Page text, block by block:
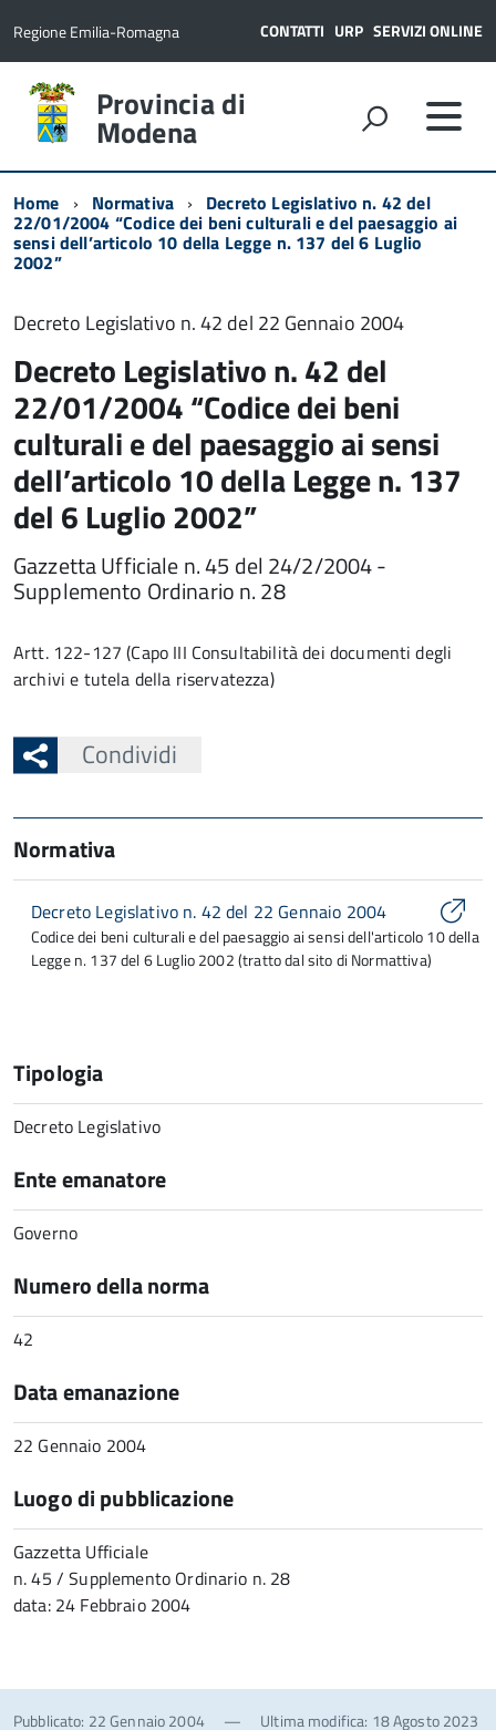
Regione Emilia-Romagna CONTATTI URP SERVIZI ONLINE
Provincia di
Modena
Home Normativa Decreto Legislativo n. 42 del
22/01/2004 “Codice dei beni culturali e del paesaggio ai
sensi dell’articolo 10 della Legge n. 137 del 6 Luglio
2002”
Decreto Legislativo n. 42 del 22 Gennaio 2004
Decreto Legislativo n. 42 del
22/01/2004 “Codice dei beni
culturali e del paesaggio ai sensi
dell’articolo 10 della Legge n. 137
del 6 Luglio 2002”
Gazzetta Ufficiale n. 45 del 24/2/2004 -
Supplemento Ordinario n. 28
Artt. 122-127 (Capo III Consultabilità dei documenti degli
archivi e tutela della riservatezza)
Condividi
Normativa
Decreto Legislativo n. 42 del 22 Gennaio 2004
Codice dei beni culturali e del paesaggio ai sensi dell'articolo 10 della
Legge n. 137 del 6 Luglio 2002 (tratto dal sito di Normattiva)
Tipologia
Decreto Legislativo
Ente emanatore
Governo
Numero della norma
42
Data emanazione
22 Gennaio 2004
Luogo di pubblicazione
Gazzetta Ufficiale
n. 45 / Supplemento Ordinario n. 28
data: 24 Febbraio 2004
Pubblicato: 22 Gennaio 2004 — Ultima modifica: 18 Agosto 2023